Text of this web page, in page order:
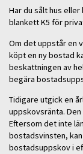
Har du sålt hus
blankett K5 för
Om det uppstår en
köpt en ny bostad
beskattningen av
begära
Tidigare utgick en
uppskovsränta.
Eftersom det inte
bostadsvinsten,
bostadsuppskov i